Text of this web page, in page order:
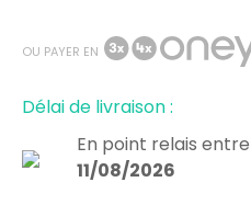
OU PAYER EN
Délai de livraison :
En point relais
11/08/2026